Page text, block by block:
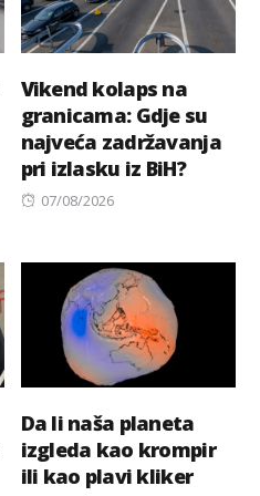
Vikend kolaps na
granicama: Gdje su
najveća zadržavanja
pri izlasku iz BiH?
Posted
07/08/2026
Da li naša planeta
izgleda kao krompir
ili kao plavi kliker